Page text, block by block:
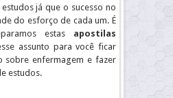
já que o sucesso no
do esforço de cada um. É
estas apostilas
assunto para você ficar
sobre enfermagem e fazer
estudos.